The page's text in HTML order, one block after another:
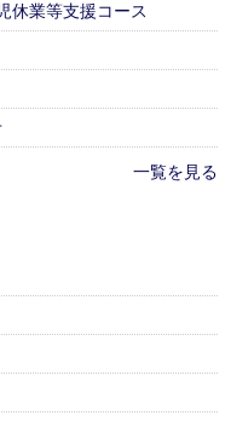
休業等支援コース
一覧を見る